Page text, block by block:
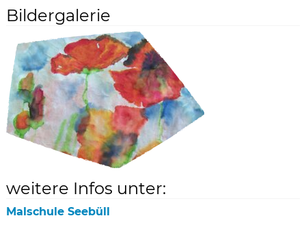
Bildergalerie
weitere Infos unter:
Malschule Seebüll